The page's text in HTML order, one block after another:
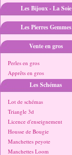
Les Bijoux - La Soie
Les Pierres Gemmes
Vente en gros
Perles en gros
Apprêts en gros
Les Schémas
Lot de schémas
Triangle 3d
Licence d'enseignement
Housse de Bougie
Manchettes peyote
Manchettes Loom